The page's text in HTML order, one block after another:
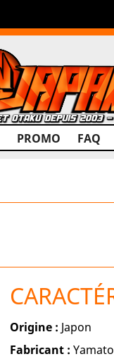
PROMO FAQ
Origine : Japon
Fabricant :